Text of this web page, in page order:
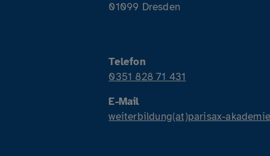
01099 Dresden
Telefon
0351 828 71 431
E-Mail
weiterbildung(at)parisax-